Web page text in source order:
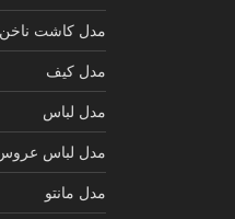
مدل کاشت ناخن
مدل کیف
مدل لباس
مدل لباس
مدل مانتو